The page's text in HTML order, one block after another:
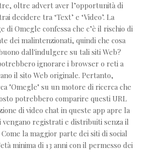
oltre advert aver l’opportunità di
decidere tra ‘Text’ e ‘Video’. La
di Omegle confessa che c’è il rischio di
dei malintenzionati, quindi che cosa
dall'indulgere su tali siti Web?
ignorare i browser o reti a
il sito Web originale. Pertanto,
"Omegle" su un motore di ricerca che
potrebbero comparire questi URL
di video chat in queste app apre la
vengano registrati e distribuiti senza il
la maggior parte dei siti di social
minima di 13 anni con il permesso dei